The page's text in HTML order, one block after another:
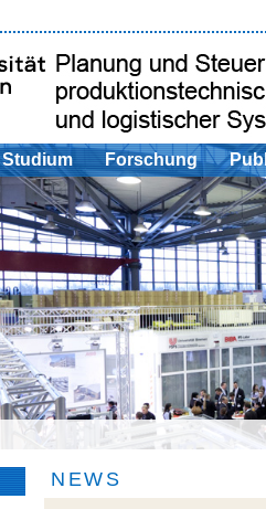
Studium Forschung
NEWS